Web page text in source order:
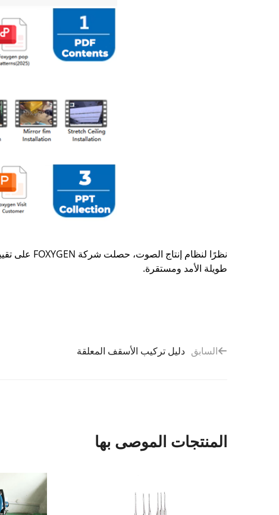
طويلة الأمد ومستقرة.
السابق دليل تركيب الأسقف المعلقة
المنتجات الموصى بها